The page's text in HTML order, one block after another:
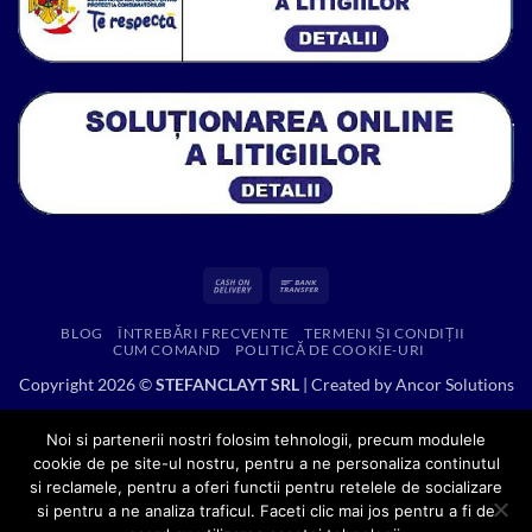
Cash
Delivery
BLOG ÎNTREBĂRI FRECVENTE
TERMENI ȘI CONDIȚII
CUM COMAND
POLITICĂ DE COOKIE-URI
Copyright 2026 ©STEFANCLAYT SRL| Created byAncor Solutions
Noi si partenerii nostri folosim tehnologii, precum modulele
cookie de pe site-ul nostru, pentru a ne personaliza continutul
si reclamele, pentru a oferi functii pentru retelele de socializare
si pentru a ne analiza traficul. Faceti clic mai jos pentru a fi de